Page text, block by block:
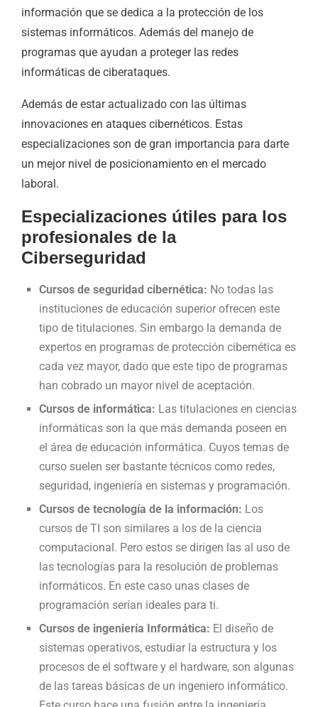
información que se dedica a la protección de los
sistemas informáticos. Además del manejo de
programas que ayudan a proteger las redes
informáticas de ciberataques.
Además de estar actualizado con las últimas
innovaciones en ataques cibernéticos. Estas
especializaciones son de gran importancia para darte
un mejor nivel de posicionamiento en el mercado
laboral.
Especializaciones útiles para los
profesionales de la
Ciberseguridad
Cursos de seguridad cibernética: No todas las
instituciones de educación superior ofrecen este
tipo de titulaciones. Sin embargo la demanda de
expertos en programas de protección cibernética es
cada vez mayor, dado que este tipo de programas
han cobrado un mayor nivel de aceptación.
Cursos de informática: Las titulaciones en ciencias
informáticas son la que más demanda poseen en
el área de educación informática. Cuyos temas de
curso suelen ser bastante técnicos como redes,
seguridad, ingeniería en sistemas y programación.
Cursos de tecnología de la información: Los
cursos de TI son similares a los de la ciencia
computacional. Pero estos se dirigen las al uso de
las tecnologías para la resolución de problemas
informáticos. En este caso unas clases de
programación serían ideales para ti.
Cursos de ingeniería Informática: El diseño de
sistemas operativos, estudiar la estructura y los
procesos de el software y el hardware, son algunas
de las tareas básicas de un ingeniero informático.